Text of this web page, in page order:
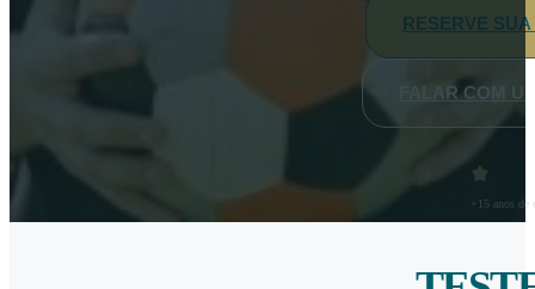
RESERVE SUA
FALAR COM
+15 anos de